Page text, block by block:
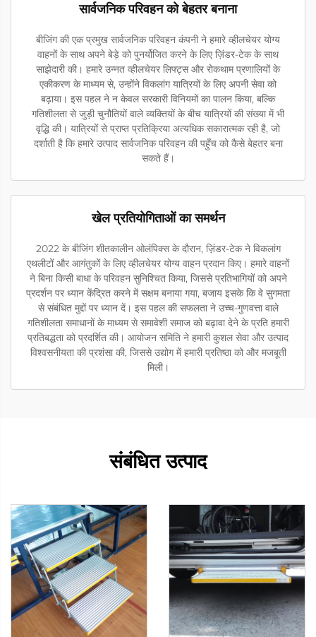
सार्वजनिक परिवहन को बेहतर बनाना
बीजिंग की एक प्रमुख सार्वजनिक परिवहन कंपनी ने हमारे व्हीलचेयर योग्य
वाहनों के साथ अपने बेड़े को पुनर्योजित करने के लिए ज़िंडर-टेक के साथ
साझेदारी की। हमारे उन्नत व्हीलचेयर लिफ्ट्स और रोकथाम प्रणालियों के
एकीकरण के माध्यम से, उन्होंने विकलांग यात्रियों के लिए अपनी सेवा को
बढ़ाया। इस पहल ने न केवल सरकारी विनियमों का पालन किया, बल्कि
गतिशीलता से जुड़ी चुनौतियों वाले व्यक्तियों के बीच यात्रियों की संख्या में भी
वृद्धि की। यात्रियों से प्राप्त प्रतिक्रिया अत्यधिक सकारात्मक रही है, जो
दर्शाती है कि हमारे उत्पाद सार्वजनिक परिवहन की पहुँच को कैसे बेहतर बना
सकते हैं।
खेल प्रतियोगिताओं का समर्थन
2022 के बीजिंग शीतकालीन ओलंपिक्स के दौरान, ज़िंडर-टेक ने विकलांग
एथलीटों और आगंतुकों के लिए व्हीलचेयर योग्य वाहन प्रदान किए। हमारे वाहनों
ने बिना किसी बाधा के परिवहन सुनिश्चित किया, जिससे प्रतिभागियों को अपने
प्रदर्शन पर ध्यान केंद्रित करने में सक्षम बनाया गया, बजाय इसके कि वे सुगमता
से संबंधित मुद्दों पर ध्यान दें। इस पहल की सफलता ने उच्च-गुणवत्ता वाले
गतिशीलता समाधानों के माध्यम से समावेशी समाज को बढ़ावा देने के प्रति हमारी
प्रतिबद्धता को प्रदर्शित की। आयोजन समिति ने हमारी कुशल सेवा और उत्पाद
विश्वसनीयता की प्रशंसा की, जिससे उद्योग में हमारी प्रतिष्ठा को और मजबूती
मिली।
संबंधित उत्पाद